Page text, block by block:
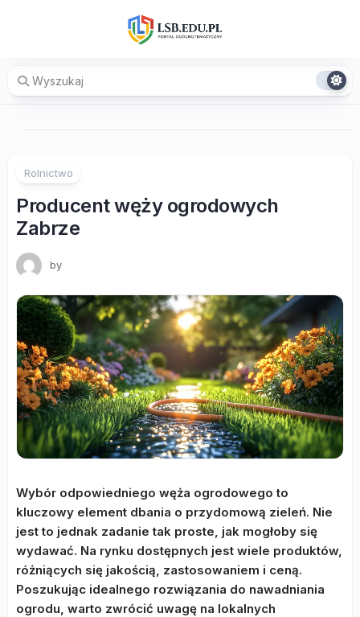
Rolnictwo
Producent węży ogrodowych
Zabrze
by
Wybór odpowiedniego węża ogrodowego to
kluczowy element dbania o przydomową zieleń. Nie
jest to jednak zadanie tak proste, jak mogłoby się
wydawać. Na rynku dostępnych jest wiele produktów,
różniących się jakością, zastosowaniem i ceną.
Poszukując idealnego rozwiązania do nawadniania
ogrodu, warto zwrócić uwagę na lokalnych